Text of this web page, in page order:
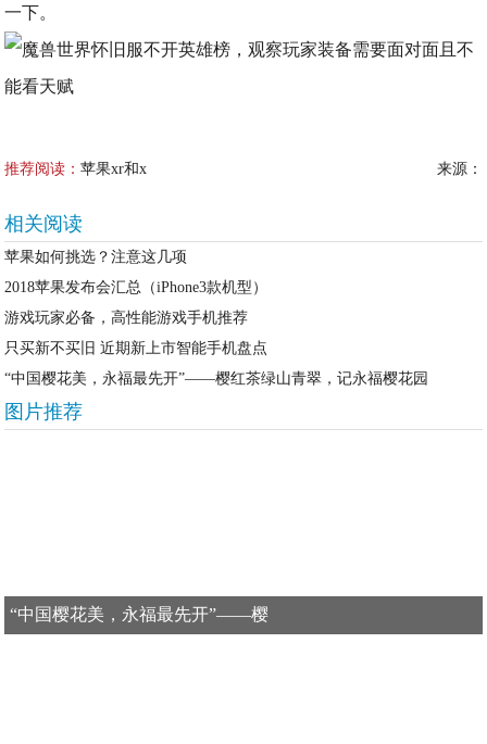
一下。
推荐阅读：苹果xr和x 来源：
相关阅读
苹果如何挑选？注意这几项
2018苹果发布会汇总（iPhone3款机型）
游戏玩家必备，高性能游戏手机推荐
只买新不买旧 近期新上市智能手机盘点
“中国樱花美，永福最先开”——樱红茶绿山青翠，记永福樱花园
图片推荐
“中国樱花美，永福最先开”——樱